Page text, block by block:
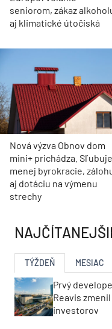
seniorom, zákaz
aj klimatické útočiská
Nová výzva Obnov dom
mini+ prichádza. Sľubuje
menej byrokracie,
aj dotáciu na výmenu
strechy
TÝŽDEŇ MESIAC
Prvý
Reavis
investorov